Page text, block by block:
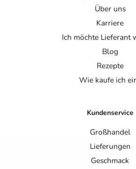
Über uns
Karriere
Ich möchte Lieferant
Blog
Rezepte
Wie kaufe ich
Kundenservice
Großhandel
Lieferungen
Geschmack